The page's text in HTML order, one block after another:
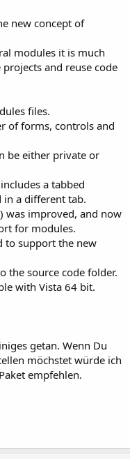
new concept of
modules it is much
and reuse code
files.
of forms, controls and
be either private or
a tabbed
in a different tab.
was improved, and now
for modules.
to support the new
the source code folder.
with Vista 64 bit.
getan. Wenn Du
möchstet würde ich
empfehlen.